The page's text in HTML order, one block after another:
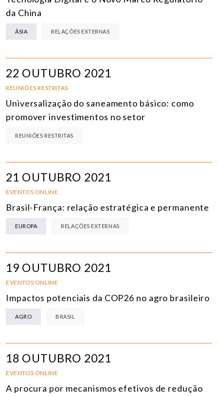
da China
ÁSIA RELAÇÕES EXTERNAS
22 OUTUBRO 2021
REUNIÕES RESTRITAS
Universalização do saneamento básico: como
promover investimentos no setor
REUNIÕES RESTRITAS
21 OUTUBRO 2021
EVENTOS ONLINE
Brasil-França: relação estratégica e permanente
EUROPA RELAÇÕES EXTERNAS
19 OUTUBRO 2021
EVENTOS ONLINE
Impactos potenciais da COP26 no agro brasileiro
AGRO BRASIL
18 OUTUBRO 2021
EVENTOS ONLINE
A procura por mecanismos efetivos de redução